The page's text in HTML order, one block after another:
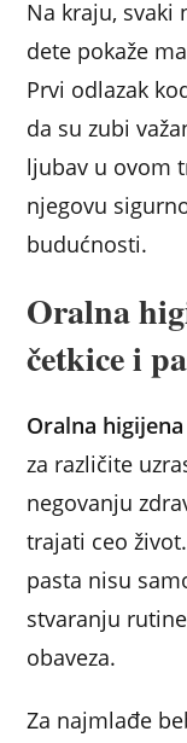
Na kraju, svaki
dete pokaže
Prvi odlazak
da su zubi
ljubav u ovom
njegovu
budućnosti.
Oralna
četkice i
Oralna
za različite
negovanju
trajati ceo
pasta nisu
stvaranju
obaveza.
Za najmlađe